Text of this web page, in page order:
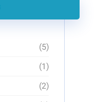
(5)
(1)
(2)